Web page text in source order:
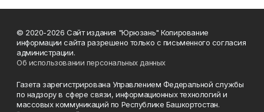
© 2020-2026 Сайт издания "Юрюзань" Копирование
информации сайта разрешено только с письменного согласия
администрации.
Об использовании персональных данных
Газета зарегистрирована Управлением Федеральной службы
по надзору в сфере связи, информационных технологий и
массовых коммуникаций по Республике Башкортостан.